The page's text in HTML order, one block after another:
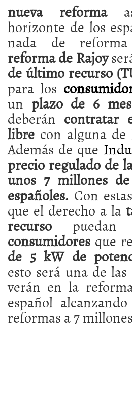
nueva reforma
horizonte de los
nada de
reforma de Rajoy
de último recurso
para los
un plazo de 6
deberán contratar
libre con alguna de
Además de que
precio regulado de
unos 7 millones
españoles. Con
que el derecho a la
recurso puedan
consumidores que
de 5 kW de
esto será una de
verán en la
español
reformas a 7